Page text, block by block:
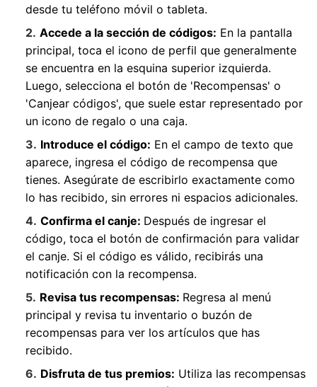
desde tu teléfono móvil o tableta.
Accede a la sección de códigos: En la pantalla
principal, toca el icono de perfil que generalmente
se encuentra en la esquina superior izquierda.
Luego, selecciona el botón de 'Recompensas' o
'Canjear códigos', que suele estar representado por
un icono de regalo o una caja.
Introduce el código: En el campo de texto que
aparece, ingresa el código de recompensa que
tienes. Asegúrate de escribirlo exactamente como
lo has recibido, sin errores ni espacios adicionales.
Confirma el canje: Después de ingresar el
código, toca el botón de confirmación para validar
el canje. Si el código es válido, recibirás una
notificación con la recompensa.
Revisa tus recompensas: Regresa al menú
principal y revisa tu inventario o buzón de
recompensas para ver los artículos que has
recibido.
Disfruta de tus premios: Utiliza las recompensas